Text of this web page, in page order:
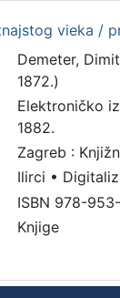
vieka /
Demeter,
1872.)
Elektroničko
1882.
Zagreb :
Ilirci •
ISBN 978-
Knjige